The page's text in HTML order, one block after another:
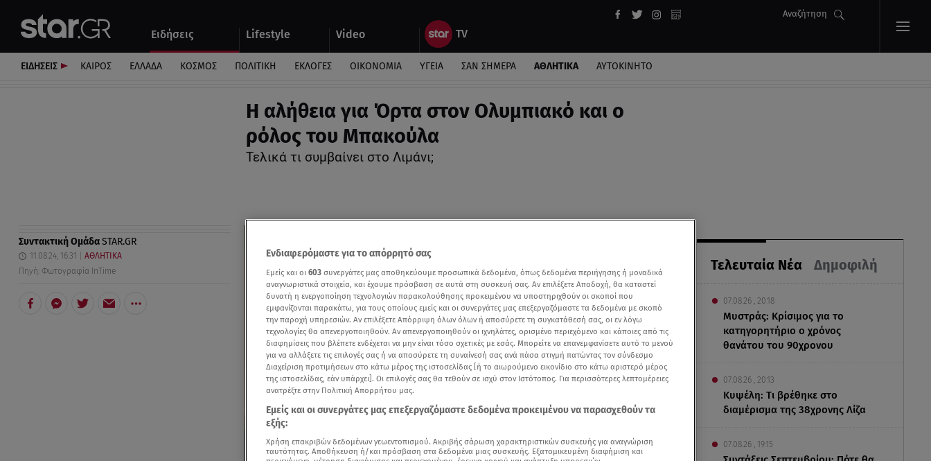
Ειδήσεις Lifestyle Video
Αναζήτηση
Αυτοκίνητο
ΕΙΔΗΣΕΙΣ ΚΑΙΡΟΣ ΕΛΛΑΔΑ ΚΟΣΜΟΣ ΠΟΛΙΤΙΚΗ ΕΚΛΟΓΕΣ ΟΙΚΟΝΟΜΙΑ ΥΓΕΙΑ ΣΑΝ ΣΗΜΕΡΑ ΑΘΛΗΤΙΚΑ ΑΥΤΟΚΙΝΗΤΟ
Η αλήθεια για Όρτα στον Ολυμπιακό και ο
ρόλος του Μπακούλα
Τελικά τι συμβαίνει στο Λιμάνι;
Τελευταία Νέα Δημοφιλή
07.08.26 , 20:18
Μυστράς: Κρίσιμος για το
κατηγορητήριο ο χρόνος
θανάτου του 90χρονου
07.08.26 , 20:13
Κυψέλη: Tι βρέθηκε στο
διαμέρισμα της 38χρονης Λίζα
07.08.26 , 19:15
Συντακτική ΟμάδαSTAR.GR
11.08.24, 16:31
ΑΘΛΗΤΙΚΑ
Πηγή: Φωτογραφία InTime
Ενδιαφερόμαστε για το απόρρητό σας
Εμείς και οι 603 συνεργάτες μας αποθηκεύουμε προσωπικά δεδομένα, όπως δεδομένα περιήγησης ή μοναδικά
αναγνωριστικά στοιχεία, και έχουμε πρόσβαση σε αυτά στη συσκευή σας. Αν επιλέξετε Αποδοχή, θα καταστεί
δυνατή η ενεργοποίηση τεχνολογιών παρακολούθησης προκειμένου να υποστηριχθούν οι σκοποί που
εμφανίζονται παρακάτω, για τους οποίους εμείς και οι συνεργάτες μας επεξεργαζόμαστε τα δεδομένα με σκοπό
την παροχή υπηρεσιών. Αν επιλέξετε Απόρριψη όλων όλων ή αποσύρετε τη συγκατάθεσή σας, οι εν λόγω
τεχνολογίες θα απενεργοποιηθούν. Αν απενεργοποιηθούν οι ιχνηλάτες, ορισμένο περιεχόμενο και κάποιες από τις
διαφημίσεις που βλέπετε ενδέχεται να μην είναι τόσο σχετικές με εσάς. Μπορείτε να επανεμφανίσετε αυτό το μενού
για να αλλάξετε τις επιλογές σας ή να αποσύρετε τη συναίνεσή σας ανά πάσα στιγμή πατώντας τον σύνδεσμο
Διαχείριση προτιμήσεων στο κάτω μέρος της ιστοσελίδας [ή το αιωρούμενο εικονίδιο στο κάτω αριστερό μέρος
της ιστοσελίδας, εάν υπάρχει]. Οι επιλογές σας θα τεθούν σε ισχύ στον Ιστότοπος. Για περισσότερες λεπτομέρειες
ανατρέξτε στην Πολιτική Απορρήτου μας.
Εμείς και οι συνεργάτες μας επεξεργαζόμαστε δεδομένα προκειμένου να παρασχεθούν τα
εξής:
Χρήση επακριβών δεδομένων γεωεντοπισμού. Ακριβής σάρωση χαρακτηριστικών συσκευής για αναγνώριση
ταυτότητας. Αποθήκευση ή/και πρόσβαση στα δεδομένα μιας συσκευής. Εξατομικευμένη διαφήμιση και